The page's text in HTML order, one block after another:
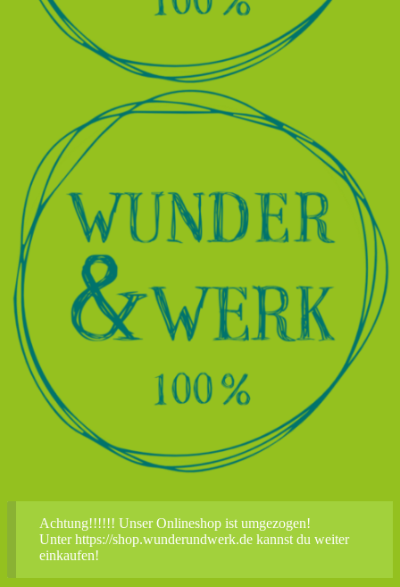
Achtung!!!!!! Unser Onlineshop ist umgezogen!
Unter https://shop.wunderundwerk.de kannst du weiter
einkaufen!